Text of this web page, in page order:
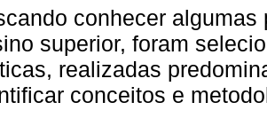
conhecer
superior, foram
realizadas
conceitos e